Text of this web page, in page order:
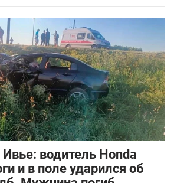
водитель Honda
и в поле ударился об